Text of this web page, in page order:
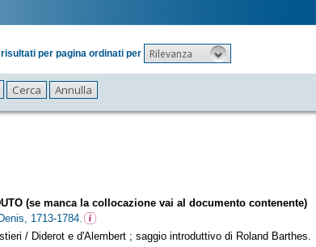
risultati per pagina ordinati per Rilevanza